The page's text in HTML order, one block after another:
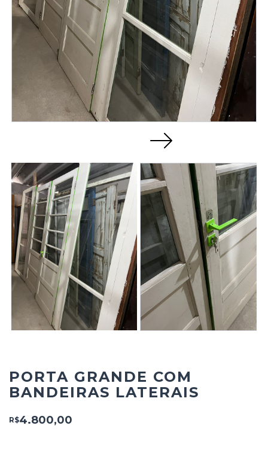
PORTA GRANDE COM
BANDEIRAS LATERAIS
R$4.800,00